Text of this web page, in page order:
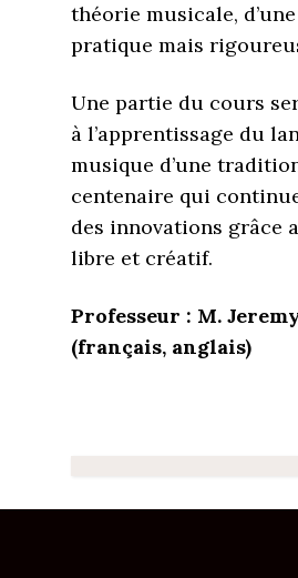
théorie musicale,
pratique mais
Une partie du cours
à l’apprentissage du
musique d’une
centenaire qui
des innovations grâce
libre et créatif.
Professeur : M.
(français, anglais)